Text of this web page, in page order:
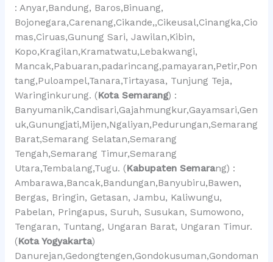
: Anyar,Bandung, Baros,Binuang,
Bojonegara,Carenang,Cikande,,Cikeusal,Cinangka,Cio
mas,Ciruas,Gunung Sari, Jawilan,Kibin,
Kopo,Kragilan,Kramatwatu,Lebakwangi,
Mancak,Pabuaran,padarincang,pamayaran,Petir,Pon
tang,Puloampel,Tanara,Tirtayasa, Tunjung Teja,
Waringinkurung. (Kota Semarang) :
Banyumanik,Candisari,Gajahmungkur,Gayamsari,Gen
uk,Gunungjati,Mijen,Ngaliyan,Pedurungan,Semarang
Barat,Semarang Selatan,Semarang
Tengah,Semarang Timur,Semarang
Utara,Tembalang,Tugu. (Kabupaten Semarang) :
Ambarawa,Bancak,Bandungan,Banyubiru,Bawen,
Bergas, Bringin, Getasan, Jambu, Kaliwungu,
Pabelan, Pringapus, Suruh, Susukan, Sumowono,
Tengaran, Tuntang, Ungaran Barat, Ungaran Timur.
(Kota Yogyakarta)
Danurejan,Gedongtengen,Gondokusuman,Gondoman